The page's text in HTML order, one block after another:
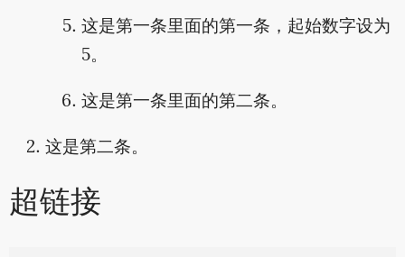
这是第一条里面的第一条，起始数字设为
5。
这是第一条里面的第二条。
这是第二条。
超链接